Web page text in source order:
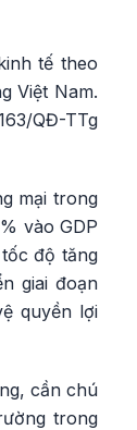
tế theo
Việt Nam.
QĐ-TTg
mại trong
vào GDP
độ tăng
giai đoạn
quyền lợi
cần chú
trong